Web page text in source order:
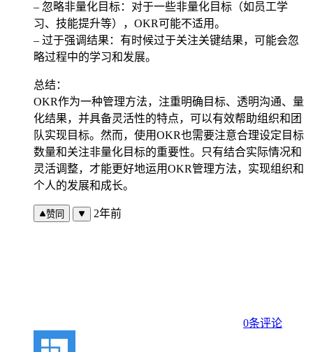
– 忽略非量化目标：对于一些非量化目标（如员工学
习、技能提升等），OKR可能不适用。
– 过于强调结果：有时候过于关注关键结果，可能会忽
略过程中的学习和发展。
总结：
OKR作为一种管理方法，注重明确目标、透明沟通、量
化结果，并具备灵活性的特点，可以有效帮助组织和团
队实现目标。然而，使用OKR也需要注意合理设定目标
数量和关注非量化目标的重要性。只有结合实际情况和
灵活调整，才能更好地运用OKR管理方法，实现组织和
个人的发展和成长。
赞同 2年前
0条评论